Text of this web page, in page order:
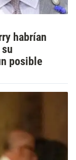
habrían
posible